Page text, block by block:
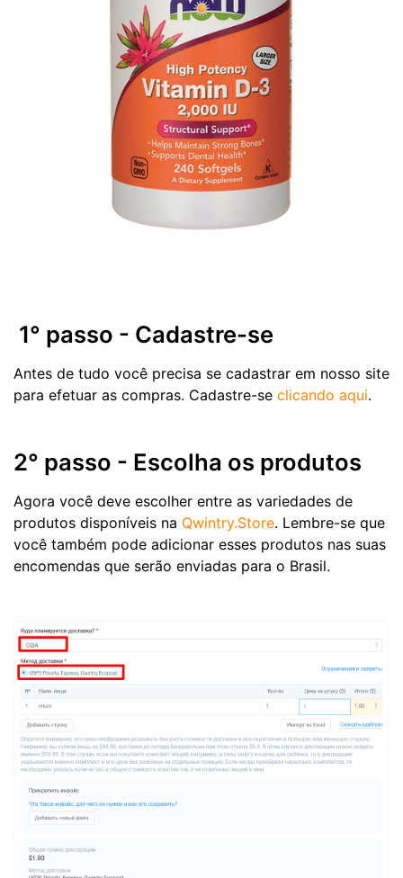
1° passo - Cadastre-se
Antes de tudo você precisa se cadastrar em nosso site
para efetuar as compras. Cadastre-se clicando aqui.
2° passo - Escolha os produtos
Agora você deve escolher entre as variedades de
produtos disponíveis na Qwintry.Store. Lembre-se que
você também pode adicionar esses produtos nas suas
encomendas que serão enviadas para o Brasil.